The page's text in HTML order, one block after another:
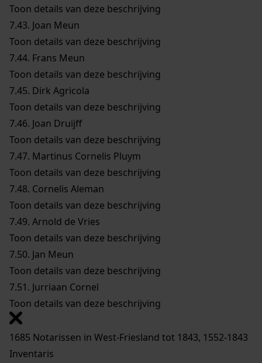
Toon details van deze beschrijving
7.43. Joan Meun
Toon details van deze beschrijving
7.44. Frans Meun
Toon details van deze beschrijving
7.45. Dirk Agricola
Toon details van deze beschrijving
7.46. Joan Druijff
Toon details van deze beschrijving
7.47. Martinus Cornelis Pluym
Toon details van deze beschrijving
7.48. Cornelis Aleman
Toon details van deze beschrijving
7.49. Arnold de Vries
Toon details van deze beschrijving
7.50. Jan Meun
Toon details van deze beschrijving
7.51. Jurriaan Cornel
Toon details van deze beschrijving
1685 Notarissen in West-Friesland tot 1843, 1552-1843
Inventaris